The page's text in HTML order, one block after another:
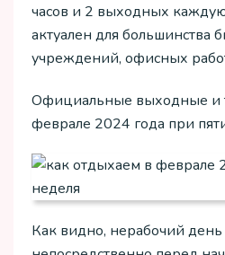
часов и 2 выходных
актуален для большинства
учреждений, офисных
Официальные выходные и
феврале 2024 года при
Как видно, нерабочий